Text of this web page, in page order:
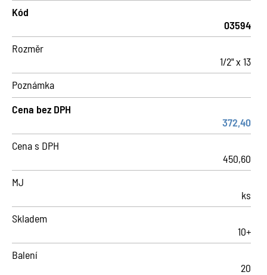
Kód
03594
Rozměr
1/2" x 13
Poznámka
Cena bez DPH
372,40
Cena s DPH
450,60
MJ
ks
Skladem
10+
Balení
20